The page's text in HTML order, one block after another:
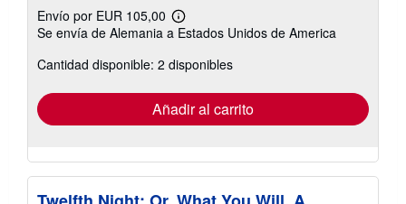
Envío por EUR 105,00
Más
información
las
tarifas
envío
Se envía de Alemania a Estados Unidos de America
Cantidad disponible: 2 disponibles
Añadir al carrito